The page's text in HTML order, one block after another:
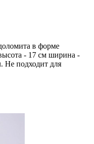
в форме
- 17 см ширина -
Не подходит для